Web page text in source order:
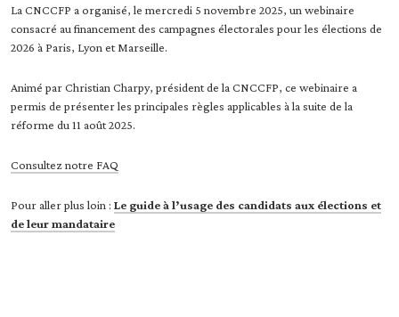
La CNCCFP a organisé, le mercredi 5 novembre 2025, un webinaire
consacré au financement des campagnes électorales pour les élections de
2026 à Paris, Lyon et Marseille.
Animé par Christian Charpy, président de la CNCCFP, ce webinaire a
permis de présenter les principales règles applicables à la suite de la
réforme du 11 août 2025.
Consultez notre FAQ
Pour aller plus loin : Le guide à l’usage des candidats aux élections et
de leur mandataire